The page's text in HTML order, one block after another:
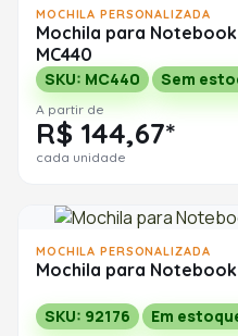
MOCHILA PERSONALIZADA
Mochila para
MC440
SKU: MC440 Sem
A partir de
R$ 144,67*
cada unidade
MOCHILA PERSONALIZADA
Mochila para
SKU: 92176 Em